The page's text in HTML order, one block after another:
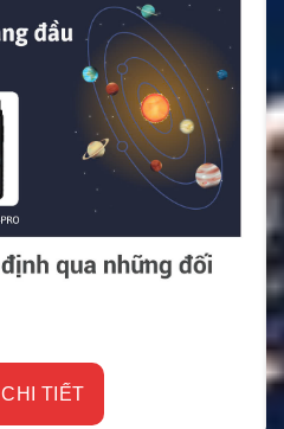
TIẾT